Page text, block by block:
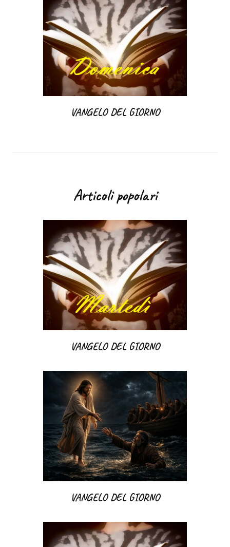
VANGELO DEL GIORNO
Articoli popolari
VANGELO DEL GIORNO
VANGELO DEL GIORNO